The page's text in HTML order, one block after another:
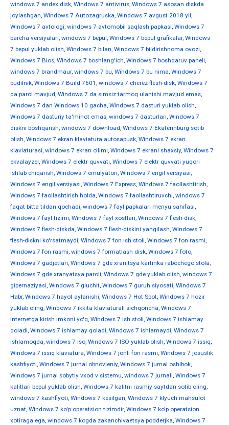
windows 7 andex disk, Windows 7 antivirus, Windows 7 asosan diskda
joylashgan, Windows 7 Autozagruska, Windows 7 avgust 2018 yil,
Windows 7 avtologi, windows 7 avtomobil saqlash papkasi, Windows 7
barcha versiyalari, windows 7 bepul, Windows 7 bepul grafikalar, Windows
7 bepul yuklab olish, Windows 7 bilan, Windows 7 bildirishnoma ovozi,
Windows 7 Bios, Windows 7 boshlang'ich, Windows 7 boshqaruv paneli,
windows 7 brandmaur, windows 7 bu, Windows 7 bu nima, Windows 7
budilnik, Windows 7 Build 7601 , windows 7 cherez flesh-disk, Windows 7
da parol mavjud, Windows 7 da simsiz tarmoq ulanishi mavjud emas,
Windows 7 dan Windows 10 gacha, Windows 7 dasturi yuklab olish,
Windows 7 dasturiy ta'minot emas, windows 7 dasturlari, Windows 7
diskni boshqarish, windows 7 download, Windows 7 Ekaterinburg sotib
olish, Windows 7 ekran klaviatura autosapusk, Windows 7 ekran
klaviaturasi, windows 7 ekran o'limi, Windows 7 ekrani shaxsiy, Windows 7
ekvalayzer, Windows 7 elektr quvvati, Windows 7 elektr quvvati yuqori
ishlab chiqarish, Windows 7 emulyatori, Windows 7 engil versiyasi,
Windows 7 engil versiyasi, Windows 7 Express, Windows 7 faollashtirish,
Windows 7 faollashtirish holda, Windows 7 faollashtiruvchi, windows 7
faqat bitta tildan qochadi, windows 7 fayl papkalari menyu sahifasi,
Windows 7 fayl tizimi, Windows 7 fayl xostlari, Windows 7 flesh-disk,
Windows 7 flesh-diskda, Windows 7 flesh-diskini yangilash, Windows 7
flesh-diskni ko'rsatmaydi, Windows 7 fon ish stoli, Windows 7 fon rasmi,
Windows 7 fon rasmi, windows 7 formatlash disk, Windows 7 foto,
Windows 7 gadjetlari, Windows 7 gde xranitsya kartinka rabochego stola,
Windows 7 gde xranyatsya paroli, Windows 7 gde yuklab olish, windows 7
gipernaziyasi, Windows 7 gluchit, Windows 7 guruh siyosati, Windows 7
Habr, Windows 7 hayot aylanishi, Windows 7 Hot Spot, Windows 7 hozir
yuklab oling, Windows 7 ikkita klaviaturali sichqoncha, Windows 7
Internetga kirish imkoni yo'q, Windows 7 ish stoli, Windows 7 ishlamay
qoladi, Windows 7 ishlamay qoladi, Windows 7 ishlamaydi, Windows 7
ishlamoqda, windows 7 iso, Windows 7 ISO yuklab olish, Windows 7 issiq,
Windows 7 issiq klaviatura, Windows 7 jonli fon rasmi, Windows 7 josuslik
kashfiyoti, Windows 7 jurnal obnovleniy, Windows 7 jurnal oshibok,
Windows 7 jurnal sobytiy vxod v sistemu, windows 7 jurnali, Windows 7
kalitlari bepul yuklab olish, Windows 7 kalitni rasmiy saytdan sotib oling,
windows 7 kashfiyoti, Windows 7 kesilgan, Windows 7 klyuch mahsulot
uznat, Windows 7 ko'p operatsion tizimdir, Windows 7 ko'p operatsion
xotiraga ega, windows 7 kogda zakanchivaetsya podderjka, Windows 7